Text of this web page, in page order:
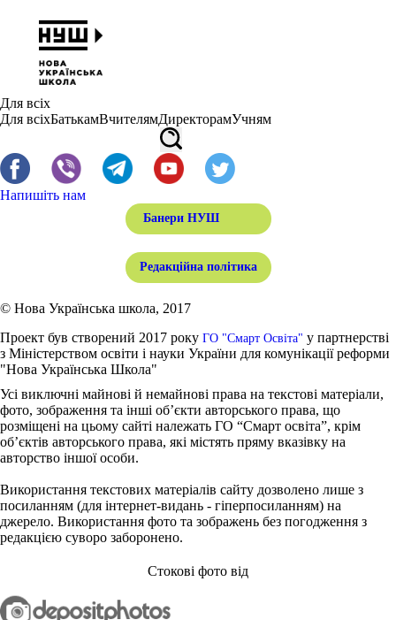
Для всіх
Для всіхБатькамВчителямДиректорамУчням
Напишіть нам
Банери НУШ
Редакційна політика
© Нова Українська школа, 2017
Проект був створений 2017 року ГО "Смарт Освіта" у партнерстві
з Міністерством освіти і науки України для комунікації реформи
"Нова Українська Школа"
Усі виключні майнові й немайнові права на текстові матеріали,
фото, зображення та інші об’єкти авторського права, що
розміщені на цьому сайті належать ГО “Смарт освіта”, крім
об’єктів авторського права, які містять пряму вказівку на
авторство іншої особи.
Використання текстових матеріалів сайту дозволено лише з
посиланням (для інтернет-видань - гіперпосиланням) на
джерело. Використання фото та зображень без погодження з
редакцією суворо заборонено.
Стокові фото від